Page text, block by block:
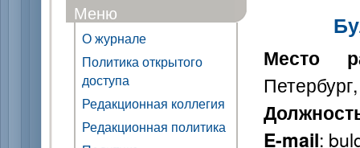
Меню
О журнале
Политика открытого
доступа
Редакционная коллегия
Редакционная политика
Место
E-mail: